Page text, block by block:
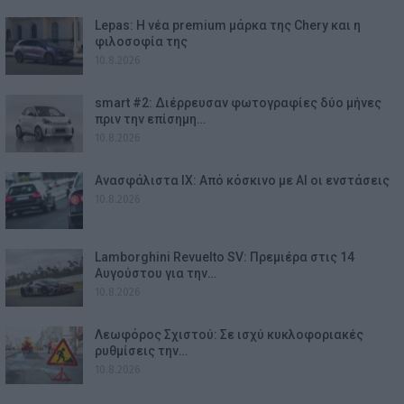
Lepas: Η νέα premium μάρκα της Chery και η
φιλοσοφία της
smart #2: Διέρρευσαν φωτογραφίες δύο μήνες
πριν την επίσημη…
Ανασφάλιστα ΙΧ: Από κόσκινο με AI οι ενστάσεις
Lamborghini Revuelto SV: Πρεμιέρα στις 14
Αυγούστου για την…
Λεωφόρος Σχιστού: Σε ισχύ κυκλοφοριακές
ρυθμίσεις την…